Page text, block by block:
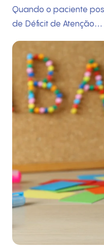
Quando o paciente
de Déficit de Atenção…